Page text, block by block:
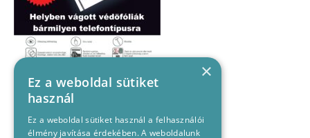
×
Ez a weboldal sütiket
használ
Ez a weboldal sütiket használ a felhasználói
élmény javítása érdekében. A weboldalunk